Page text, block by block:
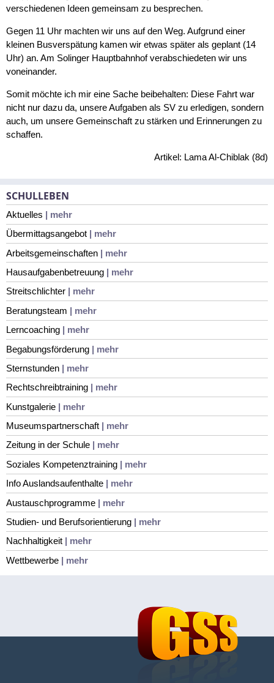
verschiedenen Ideen gemeinsam zu besprechen.
Gegen 11 Uhr machten wir uns auf den Weg. Aufgrund einer
kleinen Busverspätung kamen wir etwas später als geplant (14
Uhr) an. Am Solinger Hauptbahnhof verabschiedeten wir uns
voneinander.
Somit möchte ich mir eine Sache beibehalten: Diese Fahrt war
nicht nur dazu da, unsere Aufgaben als SV zu erledigen, sondern
auch, um unsere Gemeinschaft zu stärken und Erinnerungen zu
schaffen.
Artikel: Lama Al-Chiblak (8d)
SCHULLEBEN
Aktuelles | mehr
Übermittagsangebot | mehr
Arbeitsgemeinschaften | mehr
Hausaufgabenbetreuung | mehr
Streitschlichter | mehr
Beratungsteam | mehr
Lerncoaching | mehr
Begabungsförderung | mehr
Sternstunden | mehr
Rechtschreibtraining | mehr
Kunstgalerie | mehr
Museumspartnerschaft | mehr
Zeitung in der Schule | mehr
Soziales Kompetenztraining | mehr
Info Auslandsaufenthalte | mehr
Austauschprogramme | mehr
Studien- und Berufsorientierung | mehr
Nachhaltigkeit | mehr
Wettbewerbe | mehr